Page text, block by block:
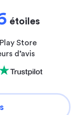
étoiles
Store
d’avis